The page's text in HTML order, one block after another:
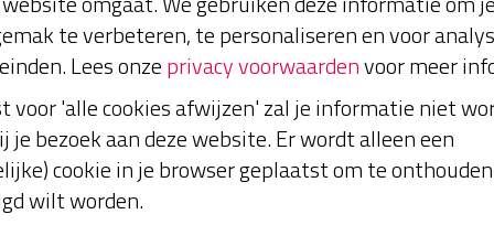
te verbeteren, te personaliseren en voor
Lees onzeprivacy voorwaardenvoor meer
voor 'alle cookies afwijzen' zal je informatie niet
je bezoek aan deze website. Er wordt alleen een
cookie in je browser geplaatst om te
wilt worden.